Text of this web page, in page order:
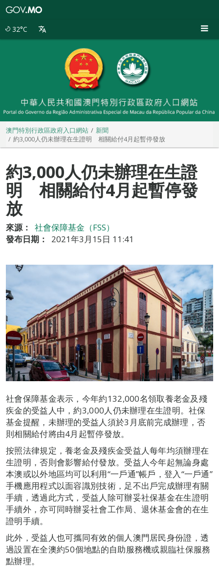
32°C
澳門特別行政區政府入口網站
新聞
約3,000人仍未辦理在生證明 相關給付4月起暫停發放
約3,000人仍未辦理在生證
明 相關給付4月起暫停發
放
來源：
社會保障基金（FSS）
發布日期：
2021年3月15日 11:41
社會保障基金表示，今年約132,000名領取養老金及殘
疾金的受益人中，約3,000人仍未辦理在生證明。社保
基金提醒，未辦理的受益人須於3月底前完成辦理，否
則相關給付將由4月起暫停發放。
按照法律規定，養老金及殘疾金受益人每年均須辦理在
生證明，否則會影響給付發放。受益人今年起無論身處
本澳或以外地區均可以利用“一戶通”帳戶，登入“一戶通”
手機應用程式以面容識別技術，足不出戶完成辦理有關
手續，透過此方式，受益人除可辦妥社保基金在生證明
手續外，亦可同時辦妥社會工作局、退休基金會的在生
證明手續。
此外，受益人也可攜同有效的個人澳門居民身份證，透
過設置在全澳約50個地點的自助服務機或親臨社保服務
點辦理。